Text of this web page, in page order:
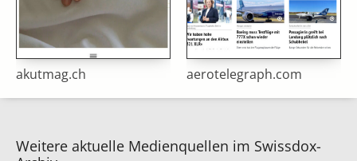
akutmag.ch aerotelegraph.com
Weitere aktuelle Medienquellen im Swissdox-